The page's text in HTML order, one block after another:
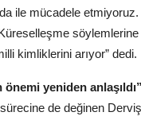
ile mücadele
kimliklerini arıyor” dedi.
önemi yeniden anlaşıldı”
de değinen